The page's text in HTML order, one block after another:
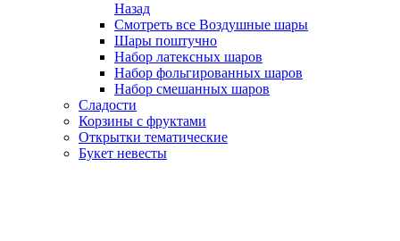
Назад
Смотреть все Воздушные шары
Шары поштучно
Набор латексных шаров
Набор фольгированных шаров
Набор смешанных шаров
Сладости
Корзины с фруктами
Открытки тематические
Букет невесты